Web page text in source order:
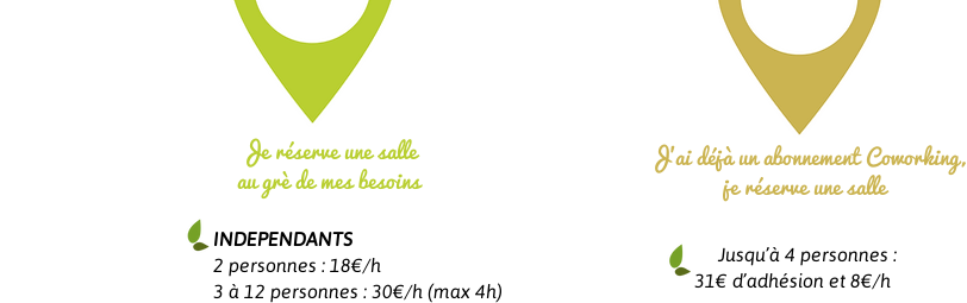
Je réserve une salle
au grè de mes besoins
INDEPENDANTS
2 personnes : 18€/h
3 à 12 personnes : 30€/h (max 4h)
J'ai déjà un abonnement Coworking,
je réserve une salle
Jusqu’à 4 personnes :
31€ d’adhésion et 8€/h